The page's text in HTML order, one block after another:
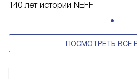
140 лет истории NEFF
ПОСМОТРЕТЬ ВСЕ